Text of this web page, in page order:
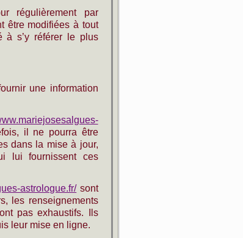
régulièrement par
être modifiées à tout
à s’y référer le plus
une information
il ne pourra être
dans la mise à jour,
lui fournissent ces
astrologue.fr/sont
les renseignements
pas exhaustifs. Ils
leur mise en ligne.